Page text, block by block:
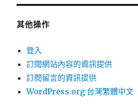
其他操作
登入
訂閱網站內容的資訊提供
訂閱留言的資訊提供
WordPress.org 台灣繁體中文